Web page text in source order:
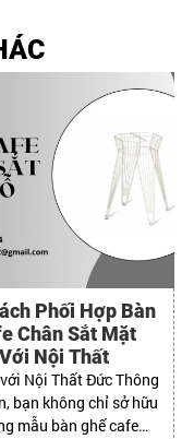
Phối Hợp Bàn
Chân Sắt Mặt
Nội Thất
Nội Thất Đức Thông
bạn không chỉ sở hữu
mẫu bàn ghế cafe